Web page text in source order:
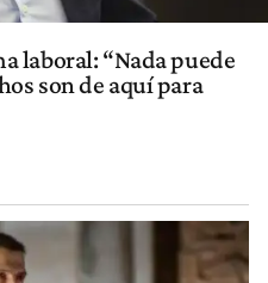
laboral: “Nada puede
son de aquí para